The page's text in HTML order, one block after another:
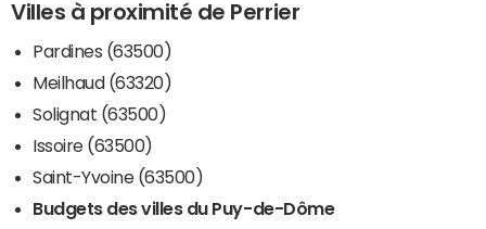
Villes à proximité de Perrier
Pardines (63500)
Meilhaud (63320)
Solignat (63500)
Issoire (63500)
Saint-Yvoine (63500)
Budgets des villes du Puy-de-Dôme